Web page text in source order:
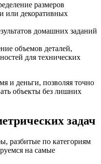
размеров
или декоративных
домашних заданий
объемов деталей,
для технических
и деньги, позволяя точно
объекты без лишних
задач
разбитые по категориям
на самые